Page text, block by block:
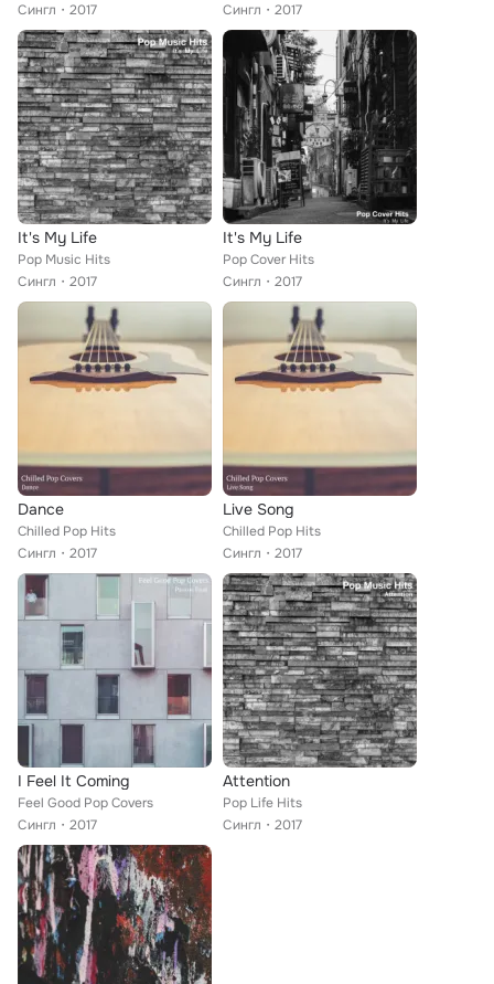
Сингл
2017
Сингл
2017
It's My Life
Pop Music Hits
Сингл
2017
It's My Life
Pop Cover Hits
Сингл
2017
Dance
Chilled Pop Hits
Сингл
2017
Live Song
Chilled Pop Hits
Сингл
2017
I Feel It Coming
Feel Good Pop Covers
Сингл
2017
Attention
Pop Life Hits
Сингл
2017